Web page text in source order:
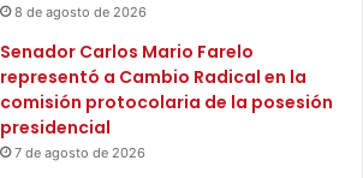
8 de agosto de 2026
Senador Carlos Mario Farelo
representó a Cambio Radical en la
comisión protocolaria de la posesión
presidencial
7 de agosto de 2026